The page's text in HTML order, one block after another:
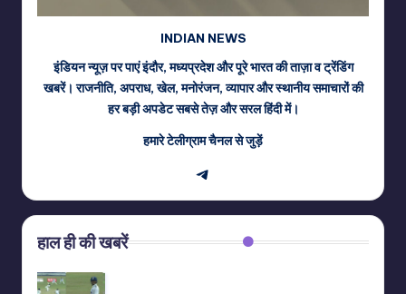
INDIAN NEWS
इंडियन न्यूज़ पर पाएं इंदौर, मध्यप्रदेश और पूरे भारत की ताज़ा व ट्रेंडिंग
खबरें। राजनीति, अपराध, खेल, मनोरंजन, व्यापार और स्थानीय समाचारों की
हर बड़ी अपडेट सबसे तेज़ और सरल हिंदी में।
हमारे टेलीग्राम चैनल से जुड़ें
Telegram
हाल ही की खबरें